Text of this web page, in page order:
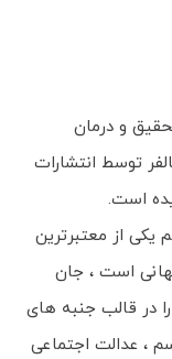
و درمان
توسط انتشارات
است.
یکی از معتبرترین
است ، جان
در قالب جنبه های
، عدالت اجتماعی